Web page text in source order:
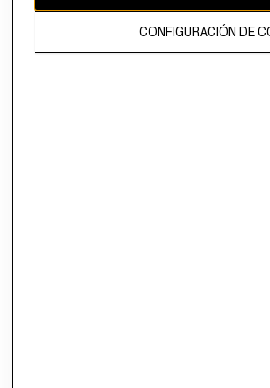
El contenido de esta página web está
CONFIGURACIÓN DE